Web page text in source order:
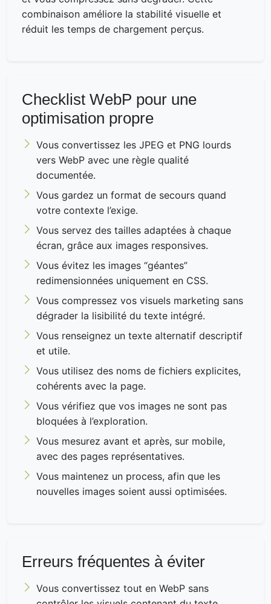
combinaison améliore la stabilité visuelle et
réduit les temps de chargement perçus.
Checklist WebP pour une
optimisation propre
Vous convertissez les JPEG et PNG lourds
vers WebP avec une règle qualité
documentée.
Vous gardez un format de secours quand
votre contexte l’exige.
Vous servez des tailles adaptées à chaque
écran, grâce aux images responsives.
Vous évitez les images “géantes”
redimensionnées uniquement en CSS.
Vous compressez vos visuels marketing sans
dégrader la lisibilité du texte intégré.
Vous renseignez un texte alternatif descriptif
et utile.
Vous utilisez des noms de fichiers explicites,
cohérents avec la page.
Vous vérifiez que vos images ne sont pas
bloquées à l’exploration.
Vous mesurez avant et après, sur mobile,
avec des pages représentatives.
Vous maintenez un process, afin que les
nouvelles images soient aussi optimisées.
Erreurs fréquentes à éviter
Vous convertissez tout en WebP sans